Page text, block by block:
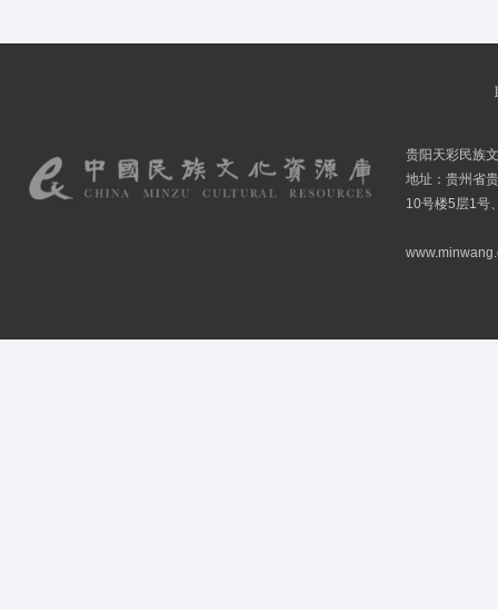
贵阳天彩民族
地址：贵州省
10号楼5层1号